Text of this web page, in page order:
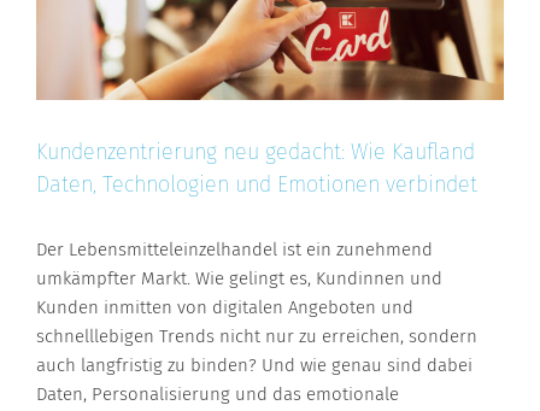
Kundenzentrierung neu gedacht: Wie Kaufland
Daten, Technologien und Emotionen verbindet
Der Lebensmitteleinzelhandel ist ein zunehmend
umkämpfter Markt. Wie gelingt es, Kundinnen und
Kunden inmitten von digitalen Angeboten und
schnelllebigen Trends nicht nur zu erreichen, sondern
auch langfristig zu binden? Und wie genau sind dabei
Daten, Personalisierung und das emotionale